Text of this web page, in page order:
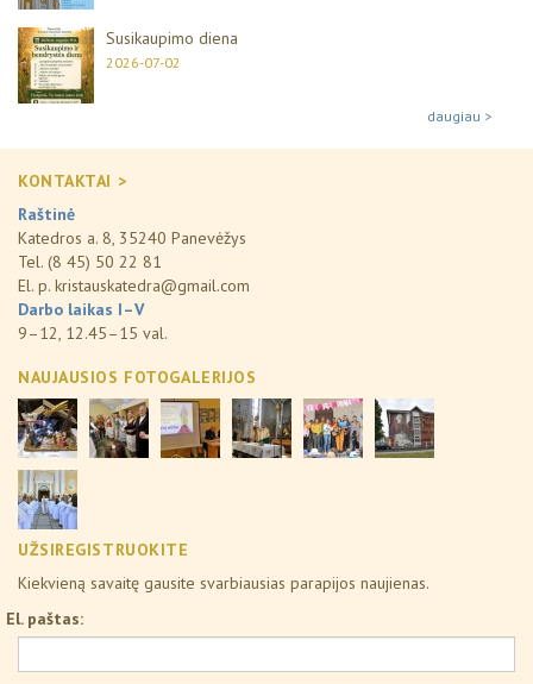
Susikaupimo diena
2026-07-02
daugiau >
KONTAKTAI >
Raštinė
Katedros a. 8, 35240 Panevėžys
Tel. (8 45) 50 22 81
El. p. kristauskatedra@gmail.com
Darbo laikas I–V
9–12, 12.45–15 val.
NAUJAUSIOS FOTOGALERIJOS
UŽSIREGISTRUOKITE
Kiekvieną savaitę gausite svarbiausias parapijos naujienas.
El. paštas: